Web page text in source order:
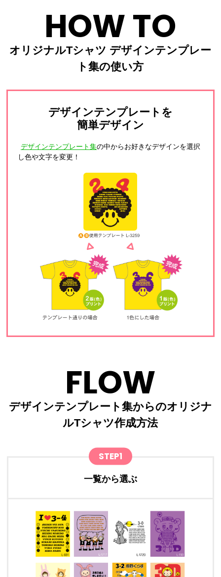
HOW TO
オリジナルTシャツ デザインテンプレー
ト集の使い方
デザインテンプレートを
簡単デザイン
デザインテンプレート集の中からお好きなデザインを選択
し色や文字を変更！
FLOW
デザインテンプレート集からのオリジナ
ルTシャツ作成方法
STEP1
一覧から選ぶ